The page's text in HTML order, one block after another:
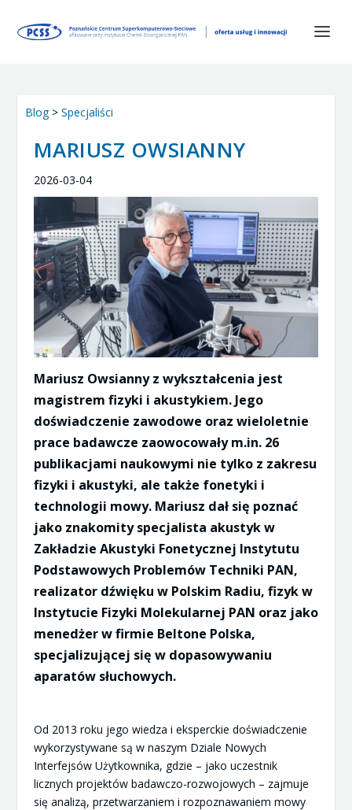
Blog>Specjaliści
MARIUSZ OWSIANNY
2026-03-04
Mariusz Owsianny z wykształcenia jest
magistrem fizyki i akustykiem. Jego
doświadczenie zawodowe oraz wieloletnie
prace badawcze zaowocowały m.in. 26
publikacjami naukowymi nie tylko z zakresu
fizyki i akustyki, ale także fonetyki i
technologii mowy. Mariusz dał się poznać
jako znakomity specjalista akustyk w
Zakładzie Akustyki Fonetycznej Instytutu
Podstawowych Problemów Techniki PAN,
realizator dźwięku w Polskim Radiu, fizyk w
Instytucie Fizyki Molekularnej PAN oraz jako
menedżer w firmie Beltone Polska,
specjalizującej się w dopasowywaniu
aparatów słuchowych.
Od 2013 roku jego wiedza i eksperckie doświadczenie
wykorzystywane są w naszym Dziale Nowych
Interfejsów Użytkownika, gdzie – jako uczestnik
licznych projektów badawczo-rozwojowych – zajmuje
się analizą, przetwarzaniem i rozpoznawaniem mowy